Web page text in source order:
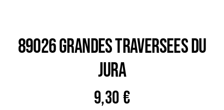
89026 GRANDES TRAVERSEES DU
JURA
9,30€